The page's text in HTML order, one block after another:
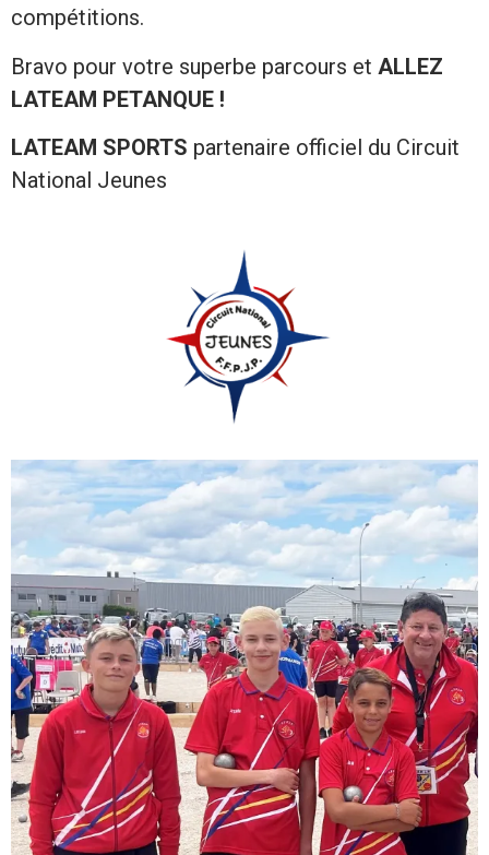
compétitions.
Bravo pour votre superbe parcours et ALLEZ
LATEAM PETANQUE !
LATEAM SPORTS partenaire officiel du Circuit
National Jeunes